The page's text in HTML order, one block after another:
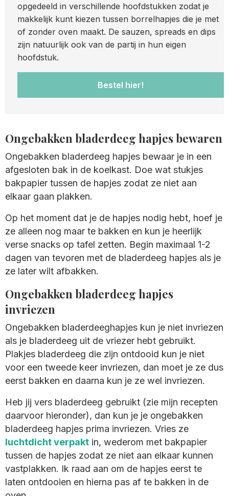
opgedeeld in verschillende hoofdstukken zodat je
makkelijk kunt kiezen tussen borrelhapjes die je met
of zonder oven maakt. De sauzen, spreads en dips
zijn natuurlijk ook van de partij in hun eigen
hoofdstuk.
Bestel hier!
Ongebakken bladerdeeg hapjes bewaren
Ongebakken bladerdeeg hapjes bewaar je in een
afgesloten bak in de koelkast. Doe wat stukjes
bakpapier tussen de hapjes zodat ze niet aan
elkaar gaan plakken.
Op het moment dat je de hapjes nodig hebt, hoef je
ze alleen nog maar te bakken en kun je heerlijk
verse snacks op tafel zetten. Begin maximaal 1-2
dagen van tevoren met de bladerdeeg hapjes als je
ze later wilt afbakken.
Ongebakken bladerdeeg hapjes
invriezen
Ongebakken bladerdeeghapjes kun je niet invriezen
als je bladerdeeg uit de vriezer hebt gebruikt.
Plakjes bladerdeeg die zijn ontdooid kun je niet
voor een tweede keer invriezen, dan moet je ze dus
eerst bakken en daarna kun je ze wel invriezen.
Heb jij vers bladerdeeg gebruikt (zie mijn recepten
daarvoor hieronder), dan kun je je ongebakken
bladerdeeg hapjes prima invriezen. Vries ze
luchtdicht verpakt in, wederom met bakpapier
tussen de hapjes zodat ze niet aan elkaar kunnen
vastplakken. Ik raad aan om de hapjes eerst te
laten ontdooien en hierna pas af te bakken in de